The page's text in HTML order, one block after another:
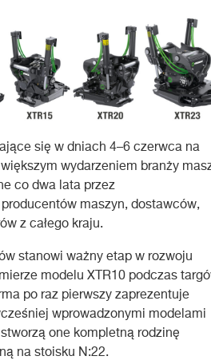
się w dniach 4–6 czerwca na
wydarzeniem branży
co dwa lata przez
maszyn, dostawców,
z całego kraju.
stanowi ważny etap w rozwoju
modelu XTR10 podczas
po raz pierwszy zaprezentuje
wprowadzonymi modelami
one kompletną rodzinę
na stoisku N:22.